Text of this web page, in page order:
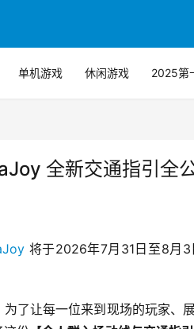
单机游戏 休闲游戏 2025第
全新交通指引全公
将于2026年7月31日至8月
了让每一位来到现场的玩家、